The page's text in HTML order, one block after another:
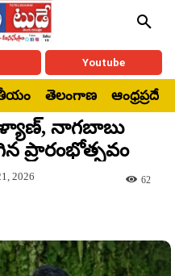
Youtube
తెలంగాణ ఆంధ్రప్రదేశ్
నాగబాబు
ప్రారంభోత్సవం
2026 62